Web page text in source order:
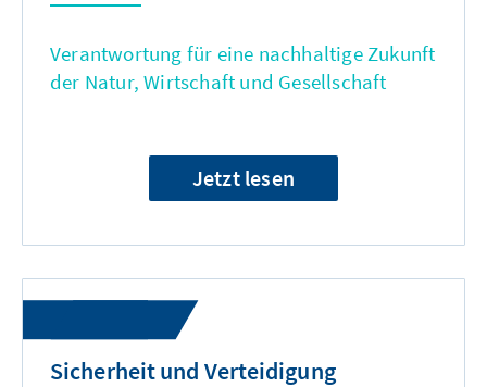
Verantwortung für eine nachhaltige Zukunft
der Natur, Wirtschaft und Gesellschaft
Jetzt lesen
Sicherheit und Verteidigung